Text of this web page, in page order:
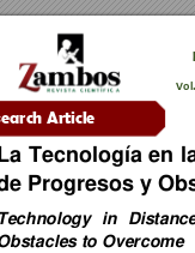
Tecnología en
Progresos y
in Dist
to Overcome
Article